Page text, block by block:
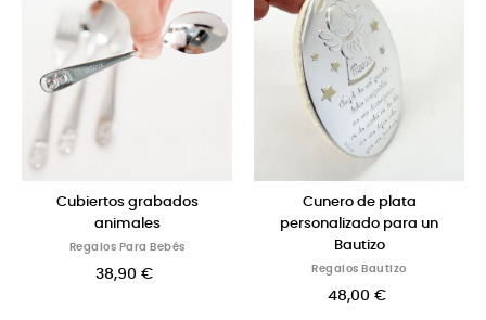
Cubiertos grabados
animales
Regalos Para Bebés
38,90 €
Cunero de plata
personalizado para un
Bautizo
Regalos Bautizo
48,00 €